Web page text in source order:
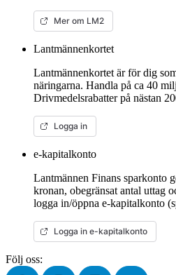
Mer om LM2
Lantmännenkortet
Lantmännenkortet är för dig
näringarna. Handla på ca 40
Drivmedelsrabatter på nästan
Logga in
e-kapitalkonto
Lantmännen Finans sparkonto
kronan, obegränsat antal uttag
logga in/öppna e-kapitalkonto
Logga in e-kapitalkonto
Följ oss: